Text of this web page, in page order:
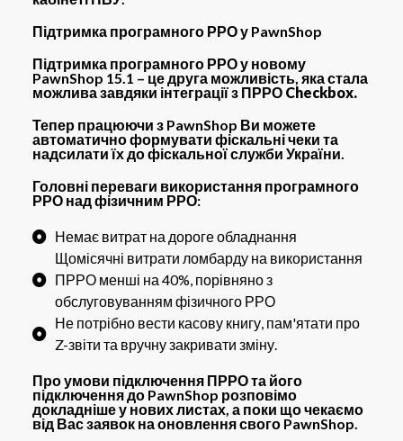
Підтримка програмного РРО у PawnShop
Підтримка програмного РРО у новому
PawnShop 15.1 – це друга можливість, яка стала
можлива завдяки інтеграції з ПРРО Checkbox.
Тепер працюючи з PawnShop Ви можете
автоматично формувати фіскальні чеки та
надсилати їх до фіскальної служби України.
Головні переваги використання програмного
РРО над фізичним РРО:
Немає витрат на дороге обладнання
Щомісячні витрати ломбарду на використання
ПРРО менші на 40%, порівняно з
обслуговуванням фізичного РРО
Не потрібно вести касову книгу, пам'ятати про
Z-звіти та вручну закривати зміну.
Про умови підключення ПРРО та його
підключення до PawnShop розповімо
докладніше у нових листах, а поки що чекаємо
від Вас заявок на оновлення свого PawnShop.